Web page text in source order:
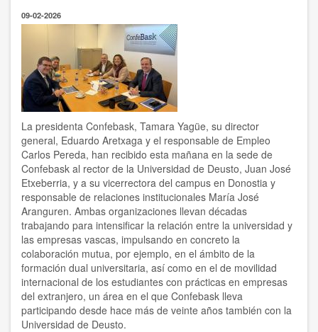
primera
subida
interanual
desde
de
2024
09-02-2026
La presidenta Confebask, Tamara Yagüe, su director
general, Eduardo Aretxaga y el responsable de Empleo
Carlos Pereda, han recibido esta mañana en la sede de
Confebask al rector de la Universidad de Deusto, Juan José
Etxeberria, y a su vicerrectora del campus en Donostia y
responsable de relaciones institucionales María José
Aranguren. Ambas organizaciones llevan décadas
trabajando para intensificar la relación entre la universidad y
las empresas vascas, impulsando en concreto la
colaboración mutua, por ejemplo, en el ámbito de la
formación dual universitaria, así como en el de movilidad
internacional de los estudiantes con prácticas en empresas
del extranjero, un área en el que Confebask lleva
participando desde hace más de veinte años también con la
Universidad de Deusto.